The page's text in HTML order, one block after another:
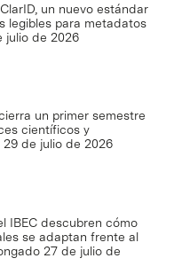
un nuevo estándar
legibles para metadatos
julio de 2026
un primer semestre
científicos y
29 de julio de 2026
IBEC descubren cómo
se adaptan frente al
27 de julio de